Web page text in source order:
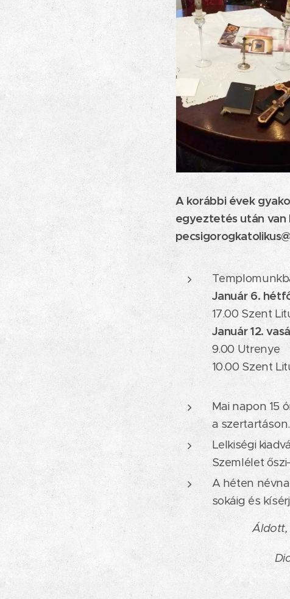
A korábbi évek
egyeztetés után
Január 6.
17.00 Szent
Január 12.
9.00 Utrenye
10.00 Szent
Mai napon 15
a szertartáson.
Lelkiségi
Szemlélet
A héten
sokáig és
Áldott,